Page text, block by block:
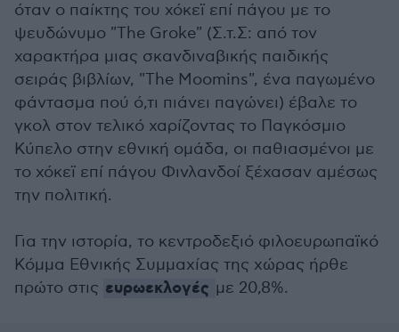
όταν ο παίκτης του χόκεϊ επί πάγου με το
ψευδώνυμο "The Groke" (Σ.τ.Σ: από τον
χαρακτήρα μιας σκανδιναβικής παιδικής
σειράς βιβλίων, "Τhe Moomins", ένα παγωμένο
φάντασμα πού ό,τι πιάνει παγώνει) έβαλε το
γκολ στον τελικό χαρίζοντας το Παγκόσμιο
Κύπελο στην εθνική ομάδα, οι παθιασμένοι με
το χόκεϊ επί πάγου Φινλανδοί ξέχασαν αμέσως
την πολιτική.
Για την ιστορία, το κεντροδεξιό φιλοευρωπαϊκό
Κόμμα Εθνικής Συμμαχίας της χώρας ήρθε
πρώτο στις ευρωεκλογές με 20,8%.